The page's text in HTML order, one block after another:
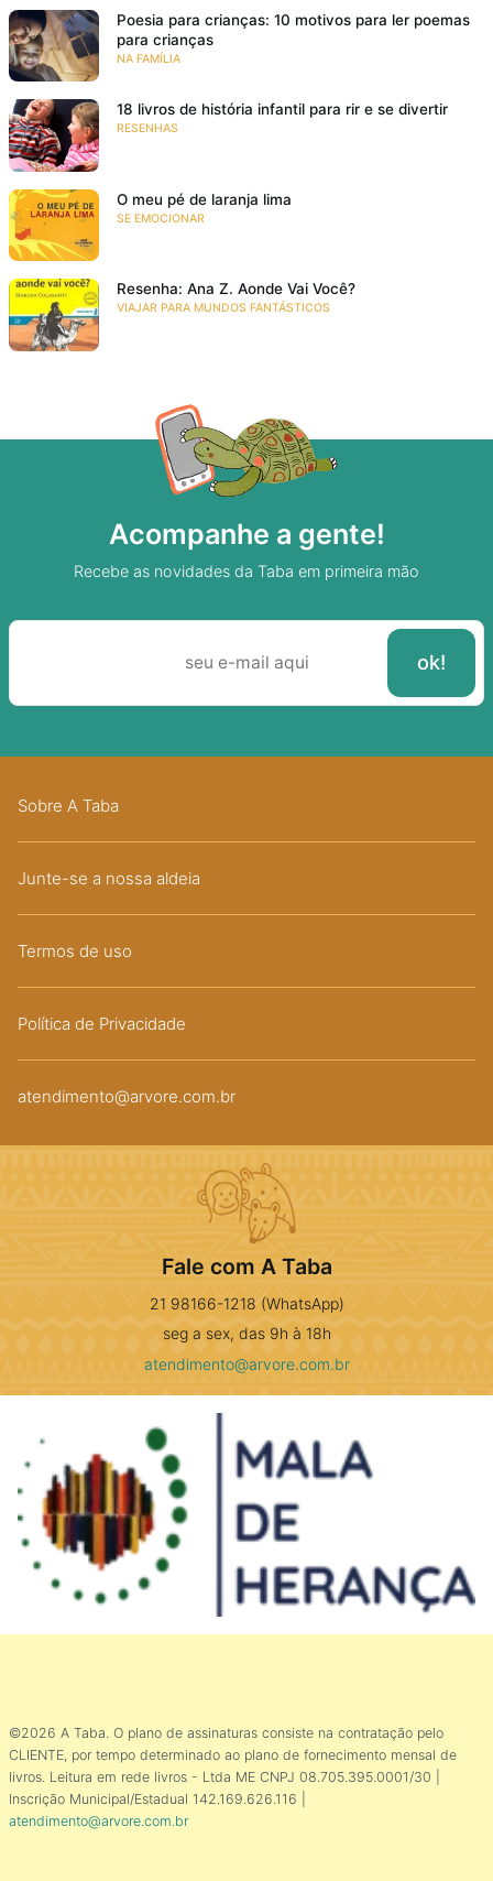
Poesia para crianças: 10 motivos para ler poemas
para crianças
NA FAMÍLIA
18 livros de história infantil para rir e se divertir
RESENHAS
O meu pé de laranja lima
SE EMOCIONAR
Resenha: Ana Z. Aonde Vai Você?
VIAJAR PARA MUNDOS FANTÁSTICOS
Acompanhe a gente!
Recebe as novidades da Taba em primeira mão
Sobre A Taba
Junte-se a nossa aldeia
Termos de uso
Política de Privacidade
atendimento@arvore.com.br
Fale com A Taba
21 98166-1218 (WhatsApp)
seg a sex, das 9h à 18h
atendimento@arvore.com.br
©2026 A Taba. O plano de assinaturas consiste na contratação pelo
CLIENTE, por tempo determinado ao plano de fornecimento mensal de
livros. Leitura em rede livros - Ltda ME CNPJ 08.705.395.0001/30 |
Inscrição Municipal/Estadual 142.169.626.116 |
atendimento@arvore.com.br